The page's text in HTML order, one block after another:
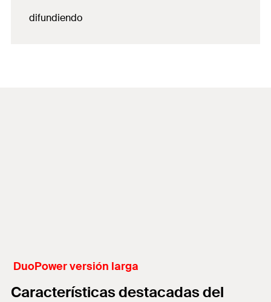
difundiendo
DuoPower versión larga
Características destacadas del